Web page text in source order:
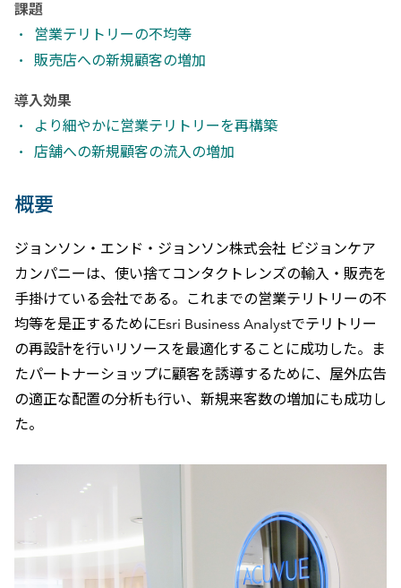
課題
営業テリトリーの不均等
販売店への新規顧客の増加
導入効果
より細やかに営業テリトリーを再構築
店舗への新規顧客の流入の増加
概要
ジョンソン・エンド・ジョンソン株式会社 ビジョンケア
カンパニーは、使い捨てコンタクトレンズの輸入・販売を
手掛けている会社である。これまでの営業テリトリーの不
均等を是正するためにEsri Business Analystでテリトリー
の再設計を行いリソースを最適化することに成功した。ま
たパートナーショップに顧客を誘導するために、屋外広告
の適正な配置の分析も行い、新規来客数の増加にも成功し
た。